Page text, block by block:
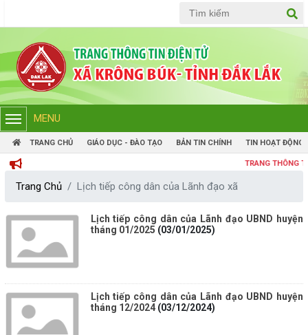
MENU
TRANG CHỦ GIÁO DỤC - ĐÀO TẠO BẢN TIN CHÍNH TIN HOẠT ĐỘNG
TRANG THÔNG TIN
Trang Chủ Lịch tiếp công dân của Lãnh đạo xã
Lịch tiếp công dân của Lãnh đạo UBND huyện
tháng 01/2025 (03/01/2025)
Lịch tiếp công dân của Lãnh đạo UBND huyện
tháng 12/2024 (03/12/2024)